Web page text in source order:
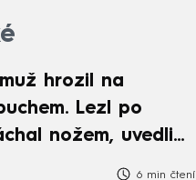
hrozil na
Lezl po
nožem, uvedli
6 min čtení